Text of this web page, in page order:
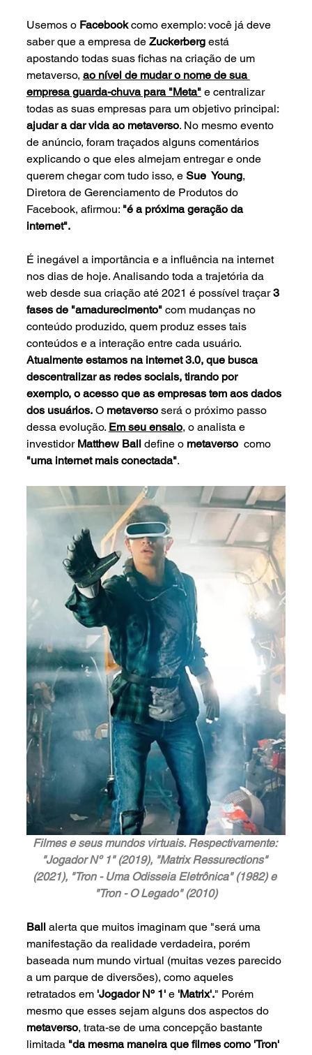
Usemos o Facebook como exemplo: você já deve
saber que a empresa de Zuckerberg está
apostando todas suas fichas na criação de um
metaverso, ao nível de mudar o nome de sua
empresa guarda-chuva para "Meta" e centralizar
todas as suas empresas para um objetivo principal:
ajudar a dar vida ao metaverso. No mesmo evento
de anúncio, foram traçados alguns comentários
explicando o que eles almejam entregar e onde
querem chegar com tudo isso, e Sue  Young,
Diretora de Gerenciamento de Produtos do
Facebook, afirmou: "é a próxima geração da
internet".
É inegável a importância e a influência na internet
nos dias de hoje. Analisando toda a trajetória da
web desde sua criação até 2021 é possível traçar 3
fases de "amadurecimento" com mudanças no
conteúdo produzido, quem produz esses tais
conteúdos e a interação entre cada usuário.
Atualmente estamos na internet 3.0, que busca
descentralizar as redes sociais, tirando por
exemplo, o acesso que as empresas tem aos dados
dos usuários. O metaverso será o próximo passo
dessa evolução. Em seu ensaio, o analista e
investidor Matthew Ball define o metaverso como
"uma internet mais conectada".
Filmes e seus mundos virtuais. Respectivamente:
"Jogador Nº 1" (2019), "Matrix Ressurections"
(2021), "Tron - Uma Odisseia Eletrônica" (1982) e
"Tron - O Legado" (2010)
Ball alerta que muitos imaginam que "será uma
manifestação da realidade verdadeira, porém
baseada num mundo virtual (muitas vezes parecido
a um parque de diversões), como aqueles
retratados em 'Jogador Nº 1' e 'Matrix'." Porém
mesmo que esses sejam alguns dos aspectos do
metaverso, trata-se de uma concepção bastante
limitada "da mesma maneira que filmes como 'Tron'